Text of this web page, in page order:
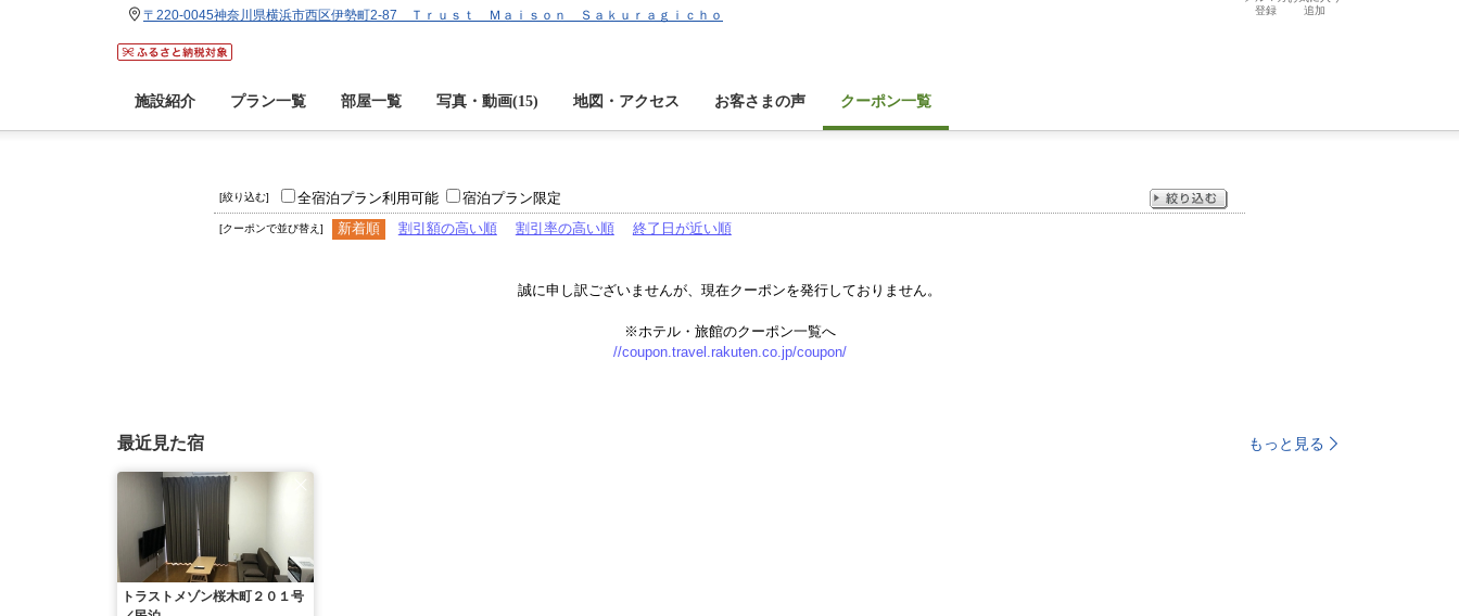
〒220-0045神奈川県横浜市西区伊勢町2-87 Ｔｒｕｓｔ Ｍａｉｓｏｎ Ｓａｋｕｒａｇｉｃｈｏ
登録
追加
施設紹介 プラン一覧 部屋一覧 写真・動画(15) 地図・アクセス お客さまの声 クーポン一覧
[絞り込む] 全宿泊プラン利用可能 宿泊プラン限定
[クーポンで並び替え] 新着順 割引額の高い順 割引率の高い順 終了日が近い順
誠に申し訳ございませんが、現在クーポンを発行しておりません。
※ホテル・旅館のクーポン一覧へ
//coupon.travel.rakuten.co.jp/coupon/
最近見た宿 もっと見る
トラストメゾン桜木町２０１号